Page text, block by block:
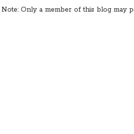
Note: Only a member of this blog may